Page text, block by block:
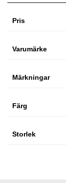
Pris
Varumärke
Märkningar
Färg
Storlek